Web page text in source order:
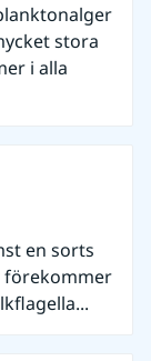
stora
i alla
en sorts
förekommer